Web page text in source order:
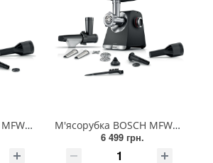
М'ясорубка BOSCH MFWS440B
М'ясорубка BOSCH MFWS650B
6 499 грн.